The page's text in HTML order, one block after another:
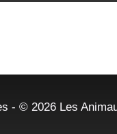
- © 2026 Les